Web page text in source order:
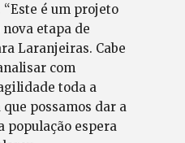
é um projeto
etapa de
Laranjeiras. Cabe
com
toda a
possamos dar a
população espera